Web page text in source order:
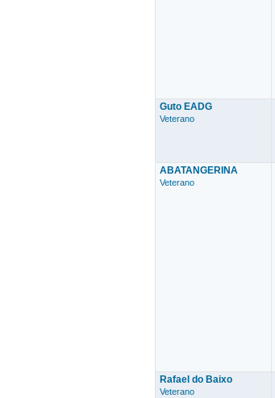
Guto EADG
Veterano
ABATANGERINA
Veterano
Rafael do Baixo
Veterano